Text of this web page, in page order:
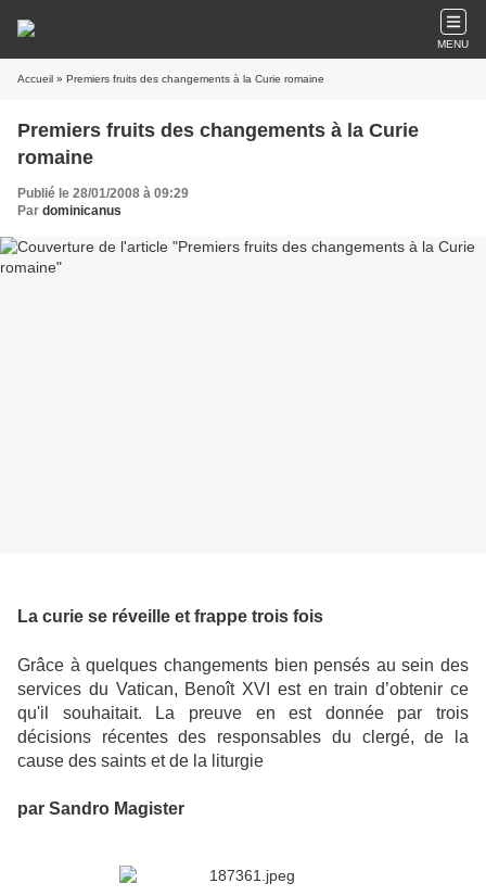
MENU
Accueil » Premiers fruits des changements à la Curie romaine
Premiers fruits des changements à la Curie
romaine
Publié le 28/01/2008 à 09:29
Par dominicanus
La curie se réveille et frappe trois fois
Grâce à quelques changements bien pensés au sein des
services du Vatican, Benoît XVI est en train d’obtenir ce
qu'il souhaitait. La preuve en est donnée par trois
décisions récentes des responsables du clergé, de la
cause des saints et de la liturgie
par Sandro Magister